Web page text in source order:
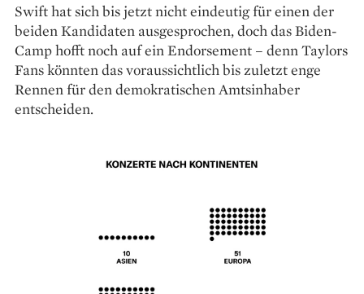
Swift hat sich bis jetzt nicht eindeutig für einen der
beiden Kandidaten ausgesprochen, doch das Biden-
Camp hofft noch auf ein En­dorsement – denn Taylors
Fans könnten das voraussichtlich bis zuletzt enge
Rennen für den demokratischen Amtsinhaber
entscheiden.